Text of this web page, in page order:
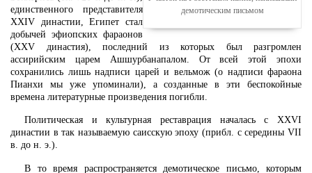
демотическим письмом
единственного представителя
XXIV династии, Египет стал
добычей эфиопских фараонов
(XXV династия), последний из которых был разгромлен
ассирийским царем Ашшурбанапалом. От всей этой эпохи
сохранились лишь надписи царей и вельмож (о надписи фараона
Пианхи мы уже упоминали), а созданные в эти беспокойные
времена литературные произведения погибли.
Политическая и культурная реставрация началась с XXVI
династии в так называемую саисскую эпоху (прибл. с середины VII
в. до н. э.).
В то время распространяется демотическое письмо, которым